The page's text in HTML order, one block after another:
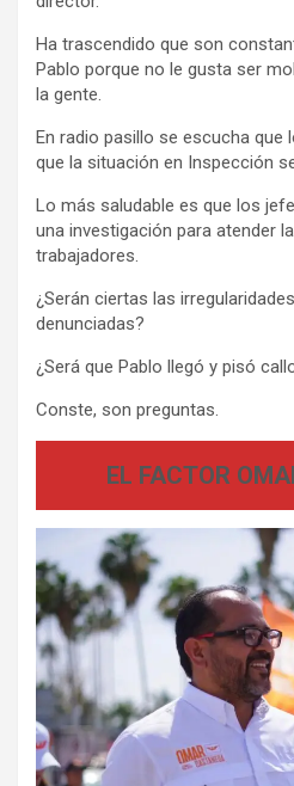
Ha trascendido que son
Pablo porque no le gusta ser
la gente.
En radio pasillo se escucha
que la situación en Inspección
Lo más saludable es que los
una investigación para atender
trabajadores.
¿Serán ciertas las
denunciadas?
¿Será que Pablo llegó y pisó
Conste, son preguntas.
EL FACTOR